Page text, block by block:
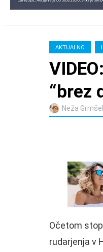
AKTUALNO
“brez
Neža
Očetom
rudarjenja v